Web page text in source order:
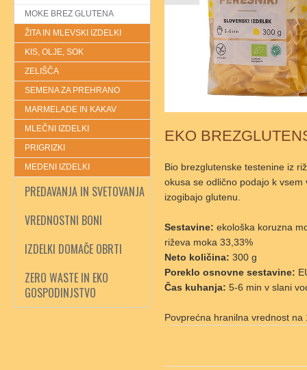
MOKE BREZ GLUTENA
ŽITA IN MLEVSKI IZDELKI
KIS, OLJE, SOK
ZELIŠČA
SEMENA ZA PREHRANO
MARMELADE IN KAKAV
MLEČNI IZDELKI
PRIGRIZKI
MEDENI IZDELKI
PREDAVANJA IN SVETOVANJA
VREDNOSTNI BONI
IZDELKI DOMAČE OBRTI
ZERO WASTE IN EKO
GOSPODINJSTVO
EKO
Bio brezglutenske testenine iz
okusa se odlično podajo k
izogibajo glutenu.
Sestavine: ekološka koruzna
riževa moka 33,33%
Neto količina: 300 g
Poreklo osnovne sestavine:
Čas kuhanja: 5-6 min v slani
Povprećna hranilna vrednost na